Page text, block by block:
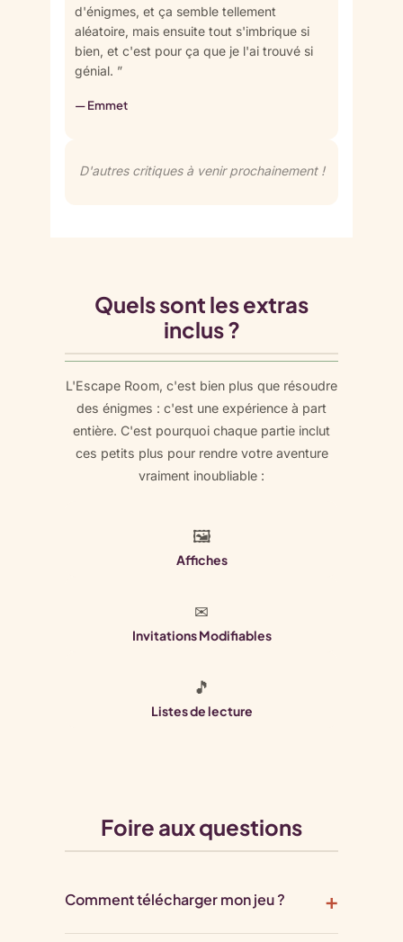
d'énigmes, et ça semble tellement
aléatoire, mais ensuite tout s'imbrique si
bien, et c'est pour ça que je l'ai trouvé si
génial. ”
— Emmet
D'autres critiques à venir prochainement !
Quels sont les extras
inclus ?
L'Escape Room, c'est bien plus que résoudre
des énigmes : c'est une expérience à part
entière. C'est pourquoi chaque partie inclut
ces petits plus pour rendre votre aventure
vraiment inoubliable :
🖼
Affiches
✉
Invitations Modifiables
🎵
Listes de lecture
Foire aux questions
Comment télécharger mon jeu ?